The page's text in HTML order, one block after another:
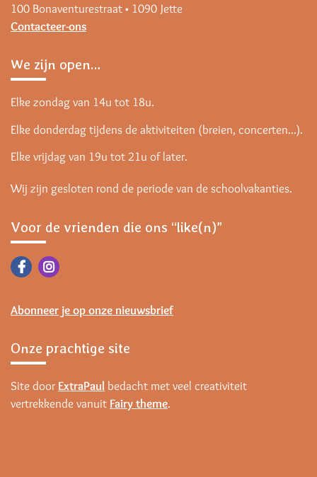
100 Bonaventurestraat • 1090 Jette
Contacteer-ons
We zijn open…
Elke zondag van 14u tot 18u.
Elke donderdag tijdens de aktiviteiten (breien, concerten...).
Elke vrijdag van 19u tot 21u of later.
Wij zijn gesloten rond de periode van de schoolvakanties.
Voor de vrienden die ons “like(n)”
Abonneer je op onze nieuwsbrief
Onze prachtige site
Site door ExtraPaul bedacht met veel creativiteit
vertrekkende vanuit Fairy theme.